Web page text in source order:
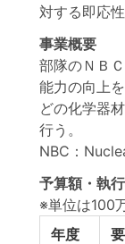
対する即応
事業概要
部隊のＮＢ
能力の向上
どの化学器
行う。
NBC：
予算額・執
※単位は100
年度
要